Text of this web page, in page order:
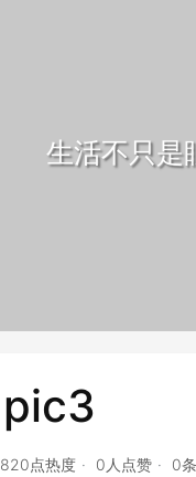
生活不只是
pic3
820点热度 0人点赞 0